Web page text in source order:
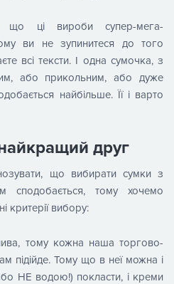
що ці вироби супер-мега-
ви не зупинитеся до того
всі тексти. І одна сумочка, з
або прикольним, або дуже
найбільше. Її і варто
друг
що вибирати сумки з
тому хочемо
критерії вибору:
тому кожна наша торгово-
підійде. Тому що в неї можна і
НЕ водою!) покласти, і креми